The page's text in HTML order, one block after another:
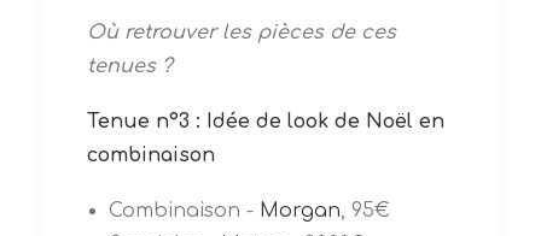
Où retrouver les pièces de ces
tenues ?
Tenue n°3 : Idée de look de Noël en
combinaison
Combinaison - Morgan , 95€